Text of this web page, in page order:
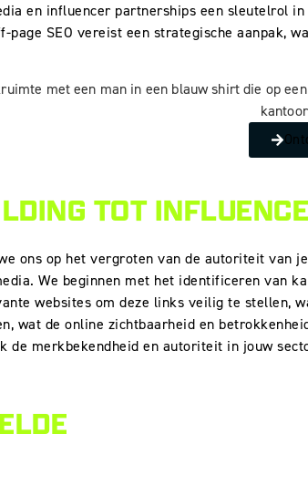
en influencer partnerships een sleutelrol
page SEO vereist een strategische
TOT
ons op het vergroten van de autoriteit van
We beginnen met het identificeren van
websites om deze links veilig te stellen,
wat de online zichtbaarheid en
de merkbekendheid en autoriteit in jouw